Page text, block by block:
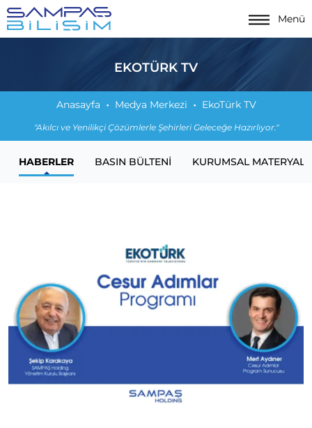
Menü
EKOTÜRK TV
Anasayfa Medya Merkezi EkoTürk TV
"Akılcı ve Yenilikçi Çözümlerle Şehirleri Geleceğe Hazırlıyor."
HABERLER BASIN BÜLTENI KURUMSAL